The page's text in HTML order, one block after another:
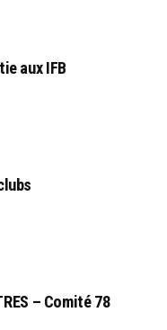
aux IFB
– Comité 78